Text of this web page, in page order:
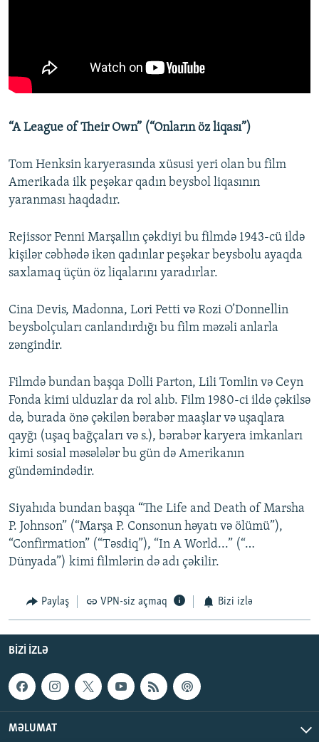
“A League of Their Own” (“Onların öz liqası”)
Tom Henksin karyerasında xüsusi yeri olan bu film
Amerikada ilk peşəkar qadın beysbol liqasının
yaranması haqdadır.
Rejissor Penni Marşallın çəkdiyi bu filmdə 1943-cü ildə
kişilər cəbhədə ikən qadınlar peşəkar beysbolu ayaqda
saxlamaq üçün öz liqalarını yaradırlar.
Cina Devis, Madonna, Lori Petti və Rozi O’Donnellin
beysbolçuları canlandırdığı bu film məzəli anlarla
zəngindir.
Filmdə bundan başqa Dolli Parton, Lili Tomlin və Ceyn
Fonda kimi ulduzlar da rol alıb. Film 1980-ci ildə çəkilsə
də, burada önə çəkilən bərabər maaşlar və uşaqlara
qayğı (uşaq bağçaları və s.), bərabər karyera imkanları
kimi sosial məsələlər bu gün də Amerikanın
gündəmindədir.
Siyahıda bundan başqa “The Life and Death of Marsha
P. Johnson” (“Marşa P. Consonun həyatı və ölümü”),
“Confirmation” (“Təsdiq”), “In A World...” (“…
Dünyada”) kimi filmlərin də adı çəkilir.
Paylaş VPN-siz açmaq Bizi izlə
BIZI IZLƏ
MƏLUMAT